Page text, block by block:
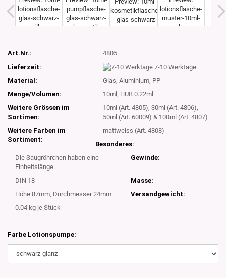
Art.Nr.:
4805
Lieferzeit:
7-10 Werktage
Material:
Glas, Aluminium, PP
Menge/Volumen:
10ml, HUB 0.22ml
Weitere Grössen im
Sortimen:
10ml (Art. 4805), 30ml (Art. 4806),
50ml (Art. 60009) & 100ml (Art. 4807)
Weitere Farben im
Sortiment:
mattweiss (Art. 4808)
Besonderes:
Die Saugröhrchen haben eine
Einheitslänge.
Gewinde:
DIN 18
Masse:
Höhe 87mm, Durchmesser 24mm
Versandgewicht:
0.04 kg je Stück
Farbe Lotionspumpe: